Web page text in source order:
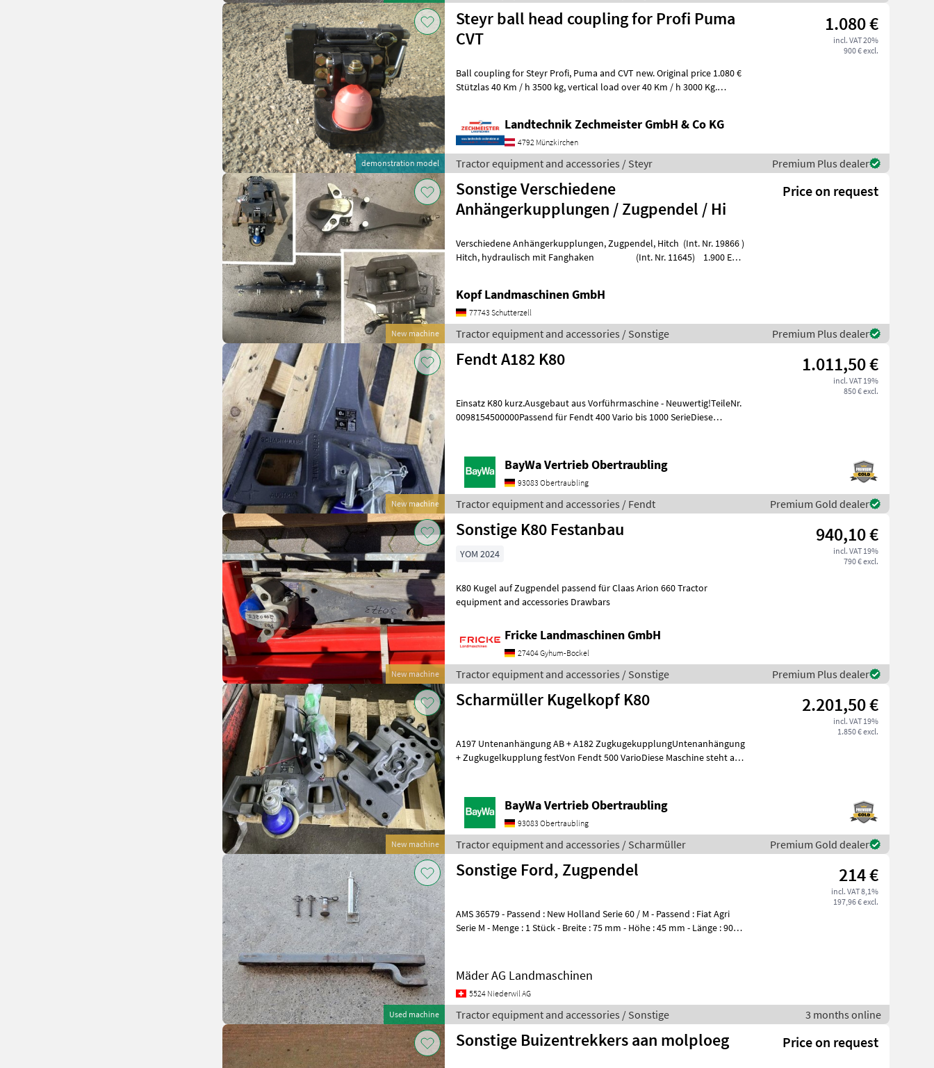
demonstration model
Steyr ball head coupling for Profi Puma
CVT
1.080 €
incl. VAT 20%
900 € excl.
Ball coupling for Steyr Profi, Puma and CVT new. Original price 1.080 €
Stützlas 40 Km / h 3500 kg, vertical load over 40 Km / h 3000 Kg.
Landtechnik Zechmeister GmbH & Co KG
4792 Münzkirchen
Tractor equipment and accessories / Steyr Premium Plus dealer
New machine
Sonstige Verschiedene
Anhängerkupplungen / Zugpendel / Hi
Price on request
Verschiedene Anhängerkupplungen, Zugpendel, Hitch (Int. Nr. 19866 )
Hitch, hydraulisch mit Fanghaken (Int. Nr. 11645) 1.900 EUR
Kopf Landmaschinen GmbH
77743 Schutterzell
Tractor equipment and accessories / Sonstige Premium Plus dealer
New machine
Fendt A182 K80 1.011,50 €
incl. VAT 19%
850 € excl.
Einsatz K80 kurz.Ausgebaut aus Vorführmaschine - Neuwertig!TeileNr.
0098154500000Passend für Fendt 400 Vario bis 1000 SerieDiese
BayWa Vertrieb Obertraubling
93083 Obertraubling
Tractor equipment and accessories / Fendt Premium Gold dealer
New machine
Sonstige K80 Festanbau 940,10 €
incl. VAT 19%
790 € excl.
YOM 2024
K80 Kugel auf Zugpendel passend für Claas Arion 660 Tractor
equipment and accessories Drawbars
Fricke Landmaschinen GmbH
27404 Gyhum-Bockel
Tractor equipment and accessories / Sonstige Premium Plus dealer
New machine
Scharmüller Kugelkopf K80 2.201,50 €
incl. VAT 19%
1.850 € excl.
A197 Untenanhängung AB + A182 ZugkugekupplungUntenanhängung
+ Zugkugelkupplung festVon Fendt 500 VarioDiese Maschine steht an
BayWa Vertrieb Obertraubling
93083 Obertraubling
Tractor equipment and accessories / Scharmüller Premium Gold dealer
Used machine
Sonstige Ford, Zugpendel 214 €
incl. VAT 8,1%
197,96 € excl.
AMS 36579 - Passend : New Holland Serie 60 / M - Passend : Fiat Agri
Serie M - Menge : 1 Stück - Breite : 75 mm - Höhe : 45 mm - Länge : 900
Mäder AG Landmaschinen
5524 Niederwil AG
Tractor equipment and accessories / Sonstige 3 months online
Sonstige Buizentrekkers aan molploeg Price on request